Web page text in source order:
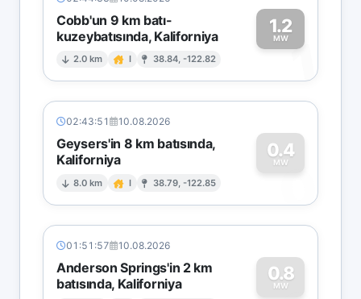
Cobb'un 9 km batı-
kuzeybatısında, Kaliforniya
2.0 km I 38.84, -122.82
1.2
MW1
02:43:51 10.08.2026
Geysers'in 8 km batısında,
Kaliforniya
8.0 km I 38.79, -122.85
0.4
MW
0
01:51:57 10.08.2026
Anderson Springs'in 2 km
batısında, Kaliforniya
0.8
MW